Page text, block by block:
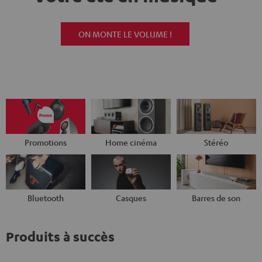
ON MONTE LE VOLUME !
Promotions Home cinéma Stéréo
Bluetooth Casques Barres de son
Produits à succès